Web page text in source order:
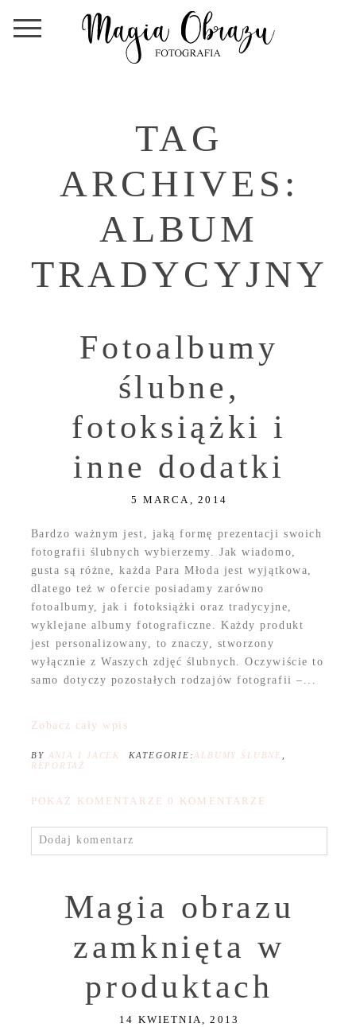
TAG
ARCHIVES:
ALBUM
TRADYCYJNY
Fotoalbumy
ślubne,
fotoksiążki i
inne dodatki
5 MARCA, 2014
Bardzo ważnym jest, jaką formę prezentacji swoich
fotografii ślubnych wybierzemy. Jak wiadomo,
gusta są różne, każda Para Młoda jest wyjątkowa,
dlatego też w ofercie posiadamy zarówno
fotoalbumy, jak i fotoksiążki oraz tradycyjne,
wyklejane albumy fotograficzne. Każdy produkt
jest personalizowany, to znaczy, stworzony
wyłącznie z Waszych zdjęć ślubnych. Oczywiście to
samo dotyczy pozostałych rodzajów fotografii –...
Zobacz cały wpis
BY ANIA I JACEK KATEGORIE:ALBUMY ŚLUBNE ,
REPORTAŻ
POKAŻ KOMENTARZE 0 KOMENTARZE
Dodaj komentarz
Magia obrazu
zamknięta w
produktach
14 KWIETNIA, 2013